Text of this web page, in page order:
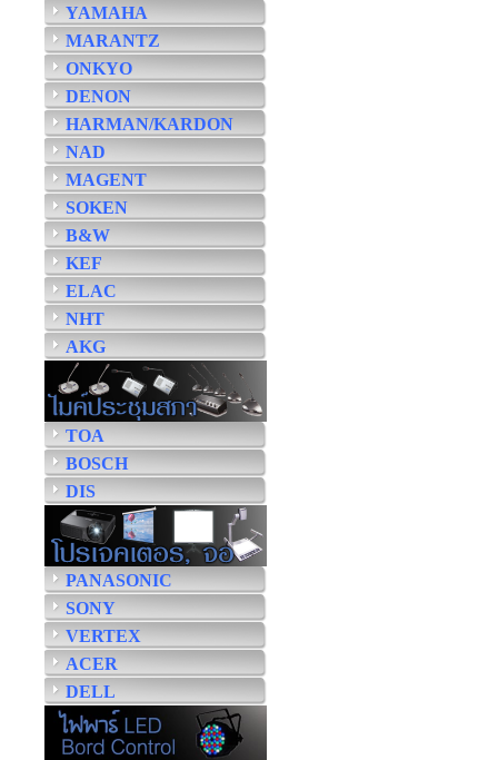
YAMAHA
MARANTZ
ONKYO
DENON
HARMAN/KARDON
NAD
MAGENT
SOKEN
B&W
KEF
ELAC
NHT
AKG
TOA
BOSCH
DIS
PANASONIC
SONY
VERTEX
ACER
DELL